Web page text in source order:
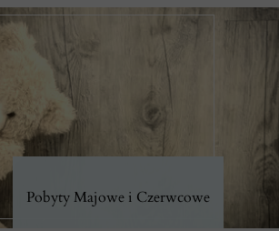
Pobyty Majowe i Czerwcowe